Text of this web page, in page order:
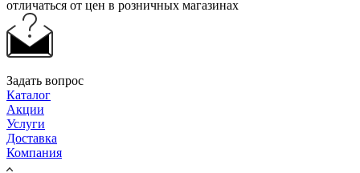
отличаться от цен в розничных магазинах
Задать вопрос
Каталог
Акции
Услуги
Доставка
Компания